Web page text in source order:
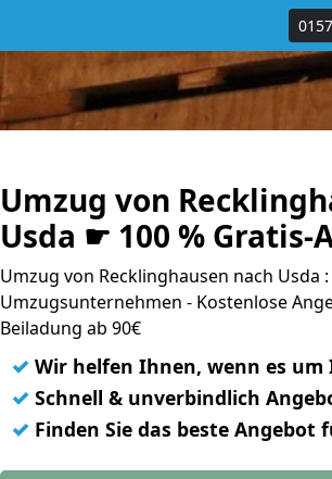
Umzug von
Usda ☛ 100 % Gratis-
Umzug von Recklinghausen nach Usda :
Umzugsunternehmen - Kostenlose
Beiladung ab 90€
✓ Wir helfen Ihnen, wenn es
✓ Schnell & unverbindlich
✓ Finden Sie das beste Angebot